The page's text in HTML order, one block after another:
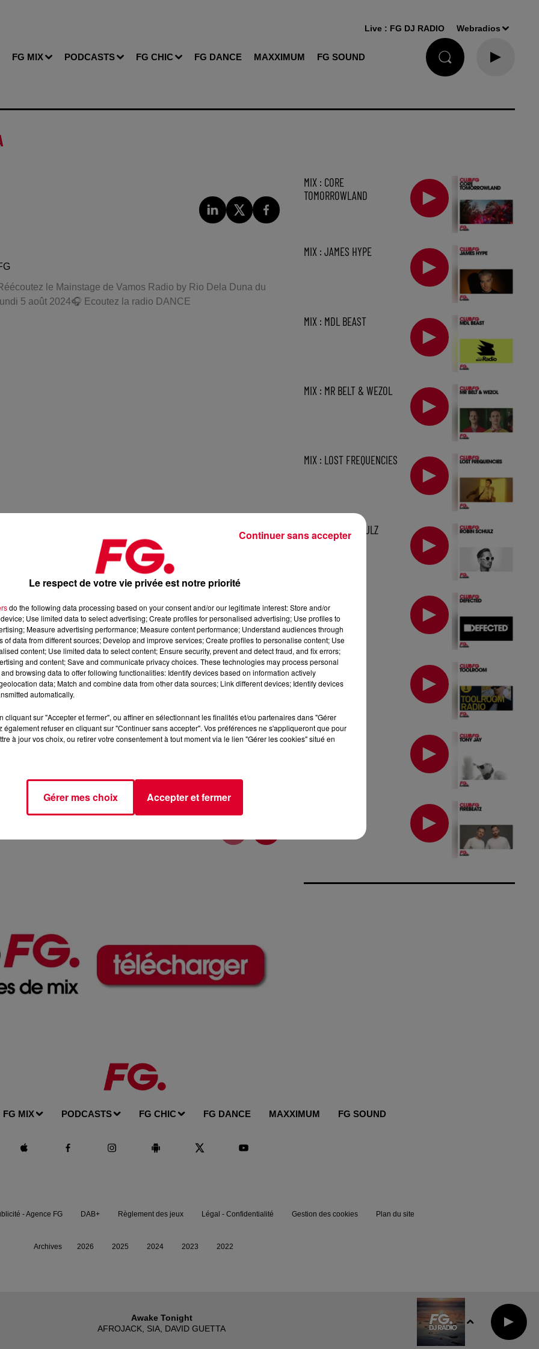
FG MIX PODCASTS FG CHIC FG DANCE MAXXIMUM FG SOUND
Live : FG DJ RADIO Webradios
le Mainstage de Vamos Radio by Rio Dela Duna du
5 août 2024🎧 Ecoutez la radio DANCE
du lundi 5 août 2024
et sur l’Application FG (IOShttps://urlz.fr/hhZxGoogle Play
pour plus d'informations.
MIX : CORE
TOMORROWLAND
MIX : JAMES HYPE
MIX : MDL BEAST
MIX : MR BELT & WEZOL
MIX : LOST FREQUENCIES
MIX : ROBIN SCHULZ
MIX : TOOLROOM
MIX : TONY JAY
FG MIX PODCASTS FG CHIC FG DANCE MAXXIMUM FG SOUND
Awake Tonight
AFROJACK, SIA, DAVID GUETTA
- Agence FG DAB+ Règlement des jeux Légal - Confidentialité Gestion des cookies Plan du site
Archives 2026 2025 2024 2023 2022
Le respect de votre vie privée est notre priorité
do the following data processing based on your consent and/or our legitimate interest: Store and/or
Use limited data to select advertising; Create profiles for personalised advertising; Use profiles to
Measure advertising performance; Measure content performance; Understand audiences through
of data from different sources; Develop and improve services; Create profiles to personalise content; Use
content; Use limited data to select content; Ensure security, prevent and detect fraud, and fix errors;
and content; Save and communicate privacy choices. These technologies may process personal
browsing data to offer following functionalities: Identify devices based on information actively
data; Match and combine data from other data sources; Link different devices; Identify devices
automatically.
cliquant sur "Accepter et fermer", ou affiner en sélectionnant les finalités et/ou partenaires dans "Gérer
également refuser en cliquant sur "Continuer sans accepter". Vos préférences ne s'appliqueront que pour
à jour vos choix, ou retirer votre consentement à tout moment via le lien "Gérer les cookies" situé en
Gérer mes choix Accepter et fermer
Continuer sans accepter